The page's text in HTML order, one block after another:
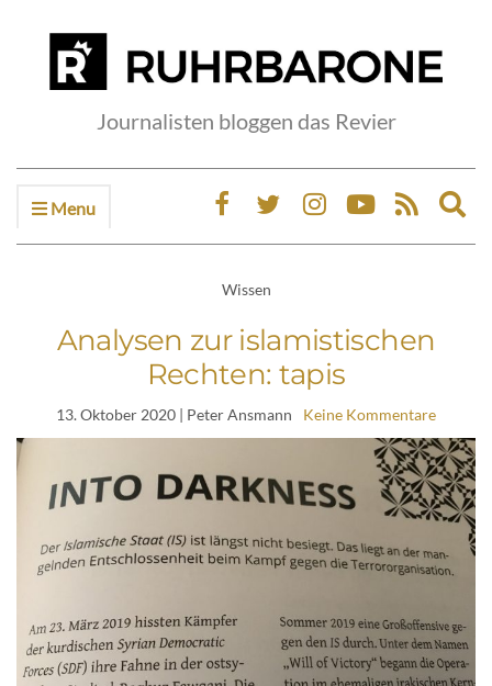
Journalisten bloggen das Revier
Menu
Wissen
Analysen zur islamistischen
Rechten: tapis
13. Oktober 2020 | Peter Ansmann Keine Kommentare